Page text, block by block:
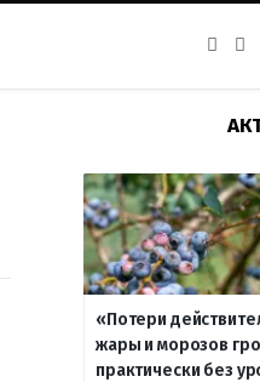
k
a
g
a
m
«Потери
жары и морозов
практически без